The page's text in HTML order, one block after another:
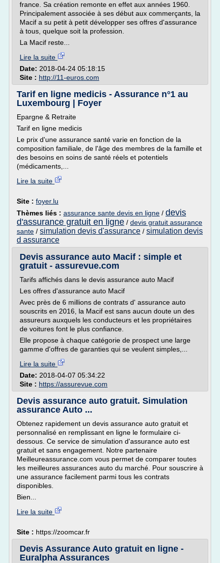
france. Sa création remonte en effet aux années 1960.
Principalement associée à ses début aux commerçants, la
Macif a su petit à petit développer ses offres d'assurance
à tous, quelque soit la profession.
La Macif reste...
Lire la suite
Date: 2018-04-24 05:18:15
Site : http://11-euros.com
Tarif en ligne medicis - Assurance n°1 au
Luxembourg | Foyer
Epargne & Retraite
Tarif en ligne medicis
Le prix d'une assurance santé varie en fonction de la
composition familiale, de l'âge des membres de la famille et
des besoins en soins de santé réels et potentiels
(médicaments,...
Lire la suite
Site : foyer.lu
Thèmes liés : assurance sante devis en ligne / devis
d'assurance gratuit en ligne / devis gratuit assurance
sante / simulation devis d'assurance / simulation devis
d assurance
Devis assurance auto Macif : simple et
gratuit - assurevue.com
Tarifs affichés dans le devis assurance auto Macif
Les offres d'assurance auto Macif
Avec près de 6 millions de contrats d' assurance auto
souscrits en 2016, la Macif est sans aucun doute un des
assureurs auxquels les conducteurs et les propriétaires
de voitures font le plus confiance.
Elle propose à chaque catégorie de prospect une large
gamme d'offres de garanties qui se veulent simples,...
Lire la suite
Date: 2018-04-07 05:34:22
Site : https://assurevue.com
Devis assurance auto gratuit. Simulation
assurance Auto ...
Obtenez rapidement un devis assurance auto gratuit et
personnalisé en remplissant en ligne le formulaire ci-
dessous. Ce service de simulation d'assurance auto est
gratuit et sans engagement. Notre partenaire
Meilleureassurance.com vous permet de comparer toutes
les meilleures assurances auto du marché. Pour souscrire à
une assurance facilement parmi tous les contrats
disponibles.
Bien...
Lire la suite
Site : https://zoomcar.fr
Devis Assurance Auto gratuit en ligne -
Euralpha Assurances